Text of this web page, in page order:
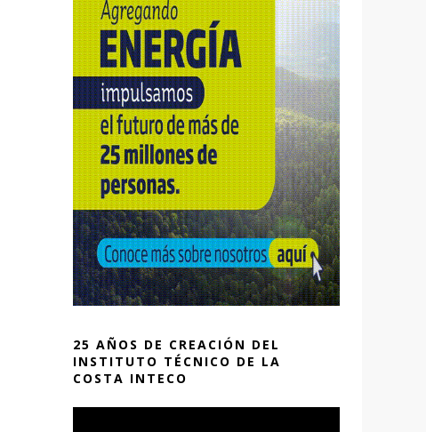
25 AÑOS DE CREACIÓN DEL
INSTITUTO TÉCNICO DE LA
COSTA INTECO